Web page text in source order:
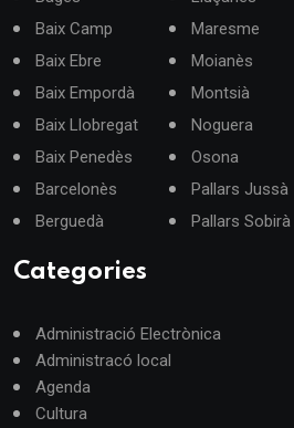
Baix Camp
Baix Ebre
Baix Empordà
Baix Llobregat
Baix Penedès
Barcelonès
Berguedà
Maresme
Moianès
Montsià
Noguera
Osona
Pallars Jussà
Pallars Sobirà
Categories
Administració Electrònica
Administracó local
Agenda
Cultura